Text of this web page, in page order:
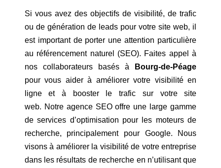
Si vous avez des objectifs de visibilité, de trafic
ou de génération de leads pour votre site web, il
est important de porter une attention particulière
au référencement naturel (SEO). Faites appel à
nos collaborateurs basés à
Bourg-de-Péage
pour vous aider à améliorer votre visibilité en
ligne et à booster le trafic sur votre site
web. Notre agence SEO offre une large gamme
de services d’optimisation pour les moteurs de
recherche, principalement pour Google. Nous
visons à améliorer la visibilité de votre entreprise
dans les résultats de recherche en n’utilisant que